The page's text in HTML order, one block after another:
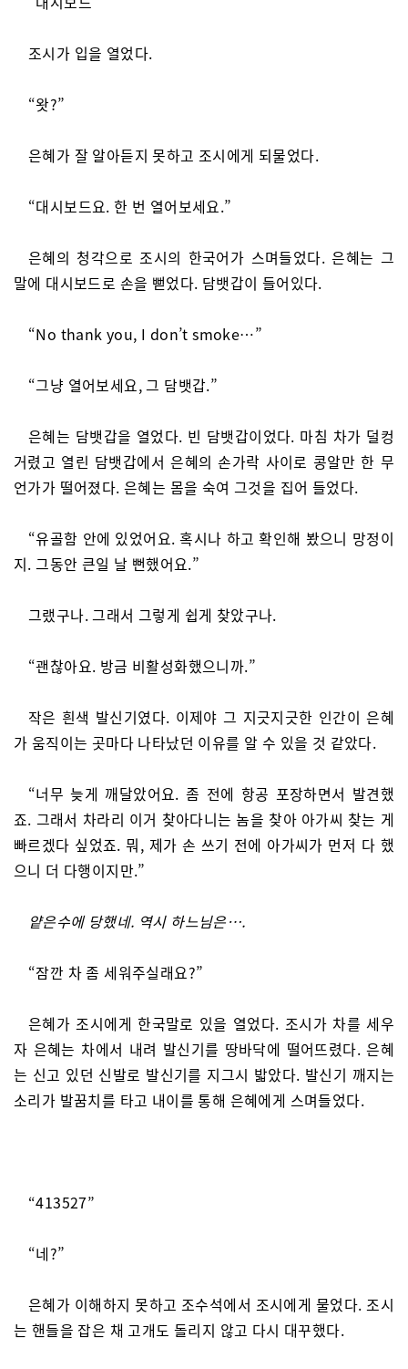
조시가 입을 열었다.
“왓?”
은혜가 잘 알아듣지 못하고 조시에게 되물었다.
“대시보드요. 한 번 열어보세요.”
은혜의 청각으로 조시의 한국어가 스며들었다. 은혜는 그
말에 대시보드로 손을 뻗었다. 담뱃갑이 들어있다.
“No thank you, I don’t smoke…”
“그냥 열어보세요, 그 담뱃갑.”
은혜는 담뱃갑을 열었다. 빈 담뱃갑이었다. 마침 차가 덜컹
거렸고 열린 담뱃갑에서 은혜의 손가락 사이로 콩알만 한 무
언가가 떨어졌다. 은혜는 몸을 숙여 그것을 집어 들었다.
“유골함 안에 있었어요. 혹시나 하고 확인해 봤으니 망정이
지. 그동안 큰일 날 뻔했어요.”
그랬구나. 그래서 그렇게 쉽게 찾았구나.
“괜찮아요. 방금 비활성화했으니까.”
작은 흰색 발신기였다. 이제야 그 지긋지긋한 인간이 은혜
가 움직이는 곳마다 나타났던 이유를 알 수 있을 것 같았다.
“너무 늦게 깨달았어요. 좀 전에 항공 포장하면서 발견했
죠. 그래서 차라리 이거 찾아다니는 놈을 찾아 아가씨 찾는 게
빠르겠다 싶었죠. 뭐, 제가 손 쓰기 전에 아가씨가 먼저 다 했
으니 더 다행이지만.”
얕은수에 당했네. 역시 하느님은….
“잠깐 차 좀 세워주실래요?”
은혜가 조시에게 한국말로 있을 열었다. 조시가 차를 세우
자 은혜는 차에서 내려 발신기를 땅바닥에 떨어뜨렸다. 은혜
는 신고 있던 신발로 발신기를 지그시 밟았다. 발신기 깨지는
소리가 발꿈치를 타고 내이를 통해 은혜에게 스며들었다.
“413527”
“네?”
은혜가 이해하지 못하고 조수석에서 조시에게 물었다. 조시
는 핸들을 잡은 채 고개도 돌리지 않고 다시 대꾸했다.